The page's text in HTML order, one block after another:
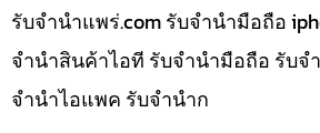
รับจํานําแพร่.com รับจำนำมือถือ
จำนำสินค้าไอที รับจำนำมือถือ รับจ
จำนำไอแพค รับจำนำก